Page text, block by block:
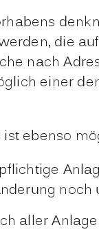
die
nach
einer
ebenso
aller